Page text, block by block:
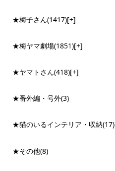
★梅子さん(1417)[+]
★梅ヤマ劇場(1851)[+]
★ヤマトさん(418)[+]
★番外編・号外(3)
★猫のいるインテリア・収納(17)
★その他(8)